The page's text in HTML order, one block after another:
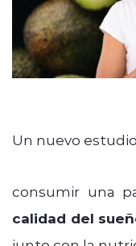
Un nuevo
consumir una
calidad del